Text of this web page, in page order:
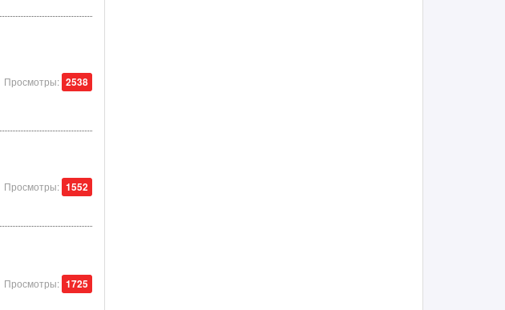
Просмотры: 2538
Просмотры: 1552
Просмотры: 1725